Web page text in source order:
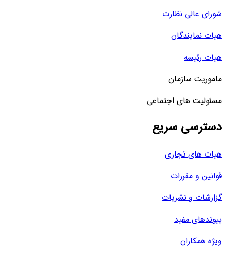
شورای عالی نظارت
هیات نمایندگان
هیات رئیسه
ماموریت سازمان
مسئولیت های اجتماعی
دسترسی سریع
هیات های تجاری
قوانین و مقررات
گزارشات و نشریات
پیوندهای مفید
ویژه همکاران